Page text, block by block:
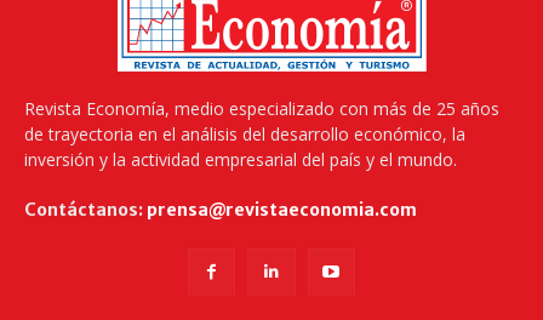
Revista Economía, medio especializado con más de 25 años
de trayectoria en el análisis del desarrollo económico, la
inversión y la actividad empresarial del país y el mundo.
Contáctanos: prensa@revistaeconomia.com